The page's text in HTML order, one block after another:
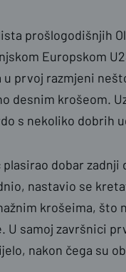
prošlogodišnjih
Europskom
u prvoj razmjeni
desnim krošeom.
s nekoliko dobrih
dobar zadnji
nastavio se
krošeima, što
U samoj završnici
nakon čega su